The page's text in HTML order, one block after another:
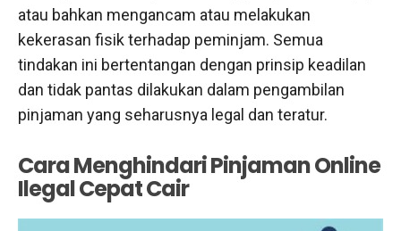
atau bahkan mengancam atau melakukan
kekerasan fisik terhadap peminjam. Semua
tindakan ini bertentangan dengan prinsip keadilan
dan tidak pantas dilakukan dalam pengambilan
pinjaman yang seharusnya legal dan teratur.
Cara Menghindari Pinjaman Online
Ilegal Cepat Cair